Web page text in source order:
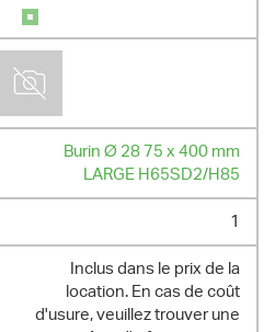
Burin Ø 28 75 x 400 mm
LARGE H65SD2/H85
1
Inclus dans le prix de la
location. En cas de coût
d'usure, veuillez trouver une